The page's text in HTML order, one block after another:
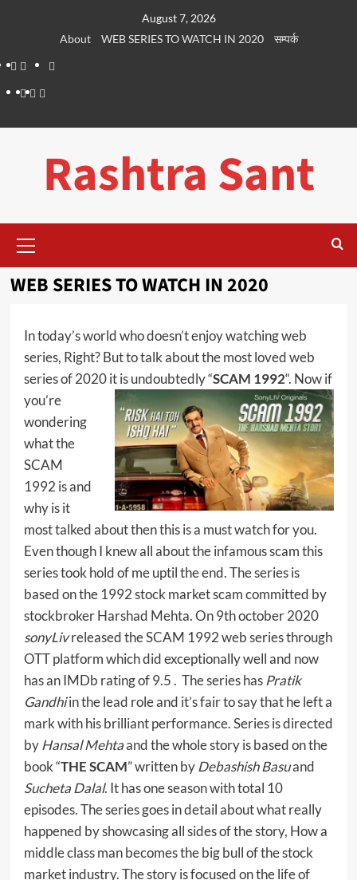
August 7, 2026
About
WEB SERIES TO WATCH IN 2020
सम्पर्क
About
WEB
SERIES
Dehradun
LifePlaces
सम्पर्क
Rashtra Sant
Menu
WEB SERIES TO WATCH IN 2020
In today’s world who doesn’t enjoy watching web
series, Right? But to talk about the most loved web
series of 2020 it is undoubtedly “SCAM 1992“. Now if
you’re
wondering
what the
SCAM
1992 is and
why is it
most talked about then this is a must watch for you.
Even though I knew all about the infamous scam this
series took hold of me uptil the end. The series is
based on the 1992 stock market scam committed by
stockbroker Harshad Mehta. On 9th october 2020
sonyLivreleased the SCAM 1992 web series through
OTT platform which did exceptionally well and now
has an IMDb rating of 9.5 . The series has Pratik
Gandhiin the lead role and it’s fair to say that he left a
mark with his brilliant performance. Series is directed
byHansal Mehtaand the whole story is based on the
book “THE SCAM” written byDebashish Basuand
Sucheta Dalal. It has one season with total 10
episodes. The series goes in detail about what really
happened by showcasing all sides of the story, How a
middle class man becomes the big bull of the stock
market industry. The story is focused on the life of